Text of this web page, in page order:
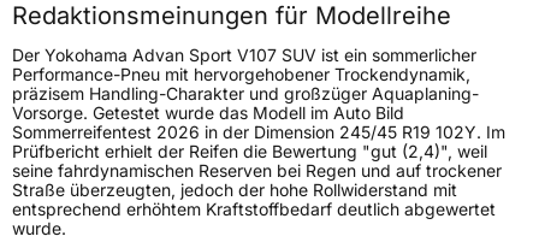
Lastindex 113
Höchstlast1150 kg
Gewicht (in kg)16,580 kg
Generelle Merkmale
Fahrzeugtyp
SUV
Redaktionsmeinungen für Modellreihe
Der Yokohama Advan Sport V107 SUV ist ein sommerlicher
Performance-Pneu mit hervorgehobener Trockendynamik,
präzisem Handling-Charakter und großzüger Aquaplaning-
Vorsorge. Getestet wurde das Modell im Auto Bild
Sommerreifentest 2026 in der Dimension 245/45 R19 102Y. Im
Prüfbericht erhielt der Reifen die Bewertung "gut (2,4)", weil
seine fahrdynamischen Reserven bei Regen und auf trockener
Straße überzeugten, jedoch der hohe Rollwiderstand mit
entsprechend erhöhtem Kraftstoffbedarf deutlich abgewertet
wurde.